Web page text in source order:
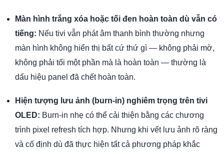
Màn hình trắng xóa hoặc tối đen hoàn toàn dù vẫn có
tiếng: Nếu tivi vẫn phát âm thanh bình thường nhưng
màn hình không hiển thị bất cứ thứ gì — không phải mờ,
không phải tối một phần mà là hoàn toàn — thường là
dấu hiệu panel đã chết hoàn toàn.
Hiện tượng lưu ảnh (burn-in) nghiêm trọng trên tivi
OLED: Burn-in nhẹ có thể cải thiện bằng các chương
trình pixel refresh tích hợp. Nhưng khi vết lưu ảnh rõ ràng
và cố định dù đã thực hiện tất cả phương pháp khắc